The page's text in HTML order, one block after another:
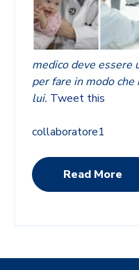
medico deve essere
per fare in modo
lui. Tweet this
collaboratore1
Read More